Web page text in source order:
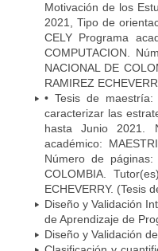
Motivación de los
2021, Tipo de
CELY Programa
COMPUTACION.
NACIONAL DE
RAMIREZ
• Tesis de
caracterizar las
hasta Junio 2021.
académico:
Número de páginas:
COLOMBIA.
ECHEVERRY. (Tesis
Diseño y Validación
de Aprendizaje de
Diseño y Validación